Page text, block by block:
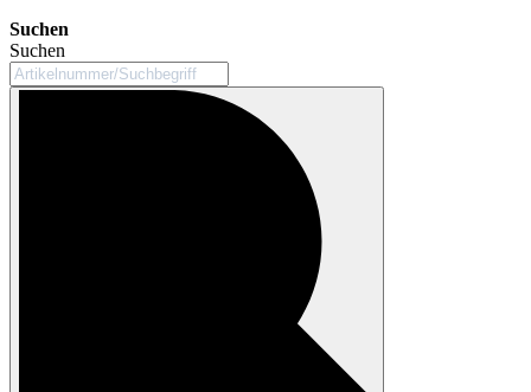
Suchen
Suchen